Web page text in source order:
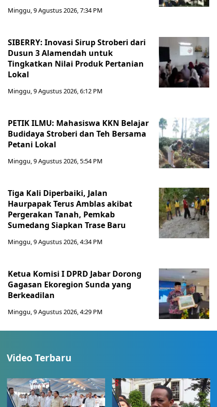
Minggu, 9 Agustus 2026, 7:34 PM
SIBERRY: Inovasi Sirup Stroberi dari
Dusun 3 Alamendah untuk
Tingkatkan Nilai Produk Pertanian
Lokal
Minggu, 9 Agustus 2026, 6:12 PM
PETIK ILMU: Mahasiswa KKN Belajar
Budidaya Stroberi dan Teh Bersama
Petani Lokal
Minggu, 9 Agustus 2026, 5:54 PM
Tiga Kali Diperbaiki, Jalan
Haurpapak Terus Amblas akibat
Pergerakan Tanah, Pemkab
Sumedang Siapkan Trase Baru
Minggu, 9 Agustus 2026, 4:34 PM
Ketua Komisi I DPRD Jabar Dorong
Gagasan Ekoregion Sunda yang
Berkeadilan
Minggu, 9 Agustus 2026, 4:29 PM
Video Terbaru